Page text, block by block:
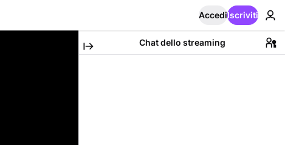
AccediIscriviti
Chat dello streaming